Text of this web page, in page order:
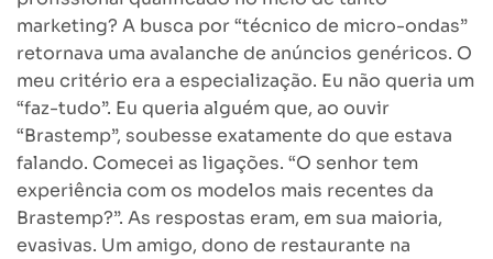
marketing? A busca por “técnico de micro-ondas”
retornava uma avalanche de anúncios genéricos. O
meu critério era a especialização. Eu não queria um
“faz-tudo”. Eu queria alguém que, ao ouvir
“Brastemp”, soubesse exatamente do que estava
falando. Comecei as ligações. “O senhor tem
experiência com os modelos mais recentes da
Brastemp?”. As respostas eram, em sua maioria,
evasivas. Um amigo, dono de restaurante na